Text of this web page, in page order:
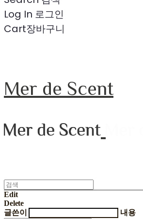
Log In 로그인
Cart장바구니
Mer de Scent
Edit
Delete
글쓴이
내용